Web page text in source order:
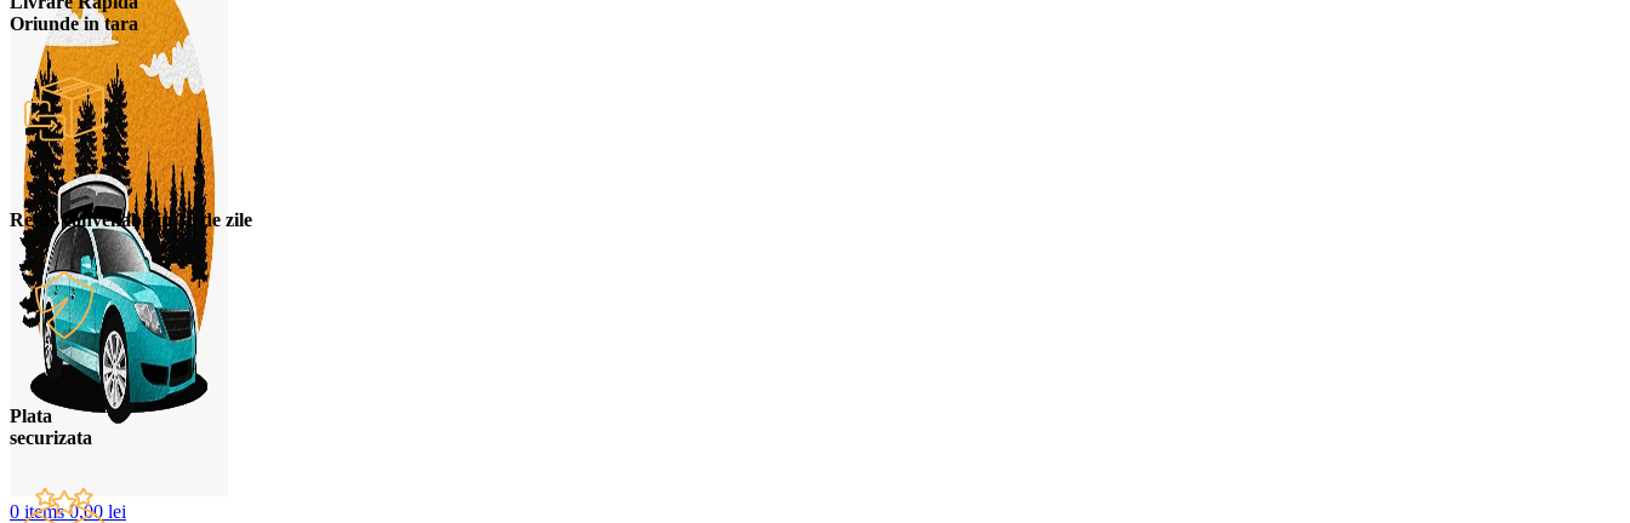
0 items 0,00 lei
Oriunde in tara
Retur convenabil in 30 de zile
Plata
securizata